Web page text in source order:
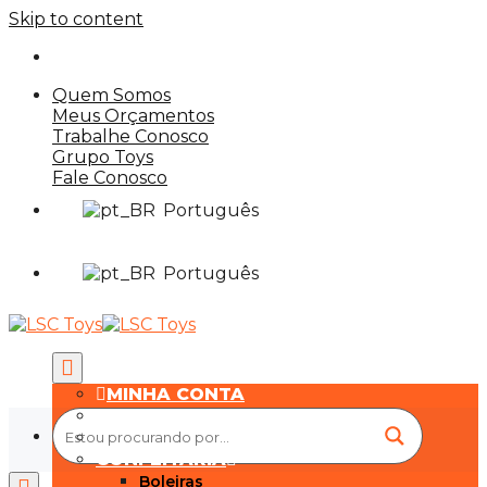
Skip to content
Quem Somos
Meus Orçamentos
Trabalhe Conosco
Grupo Toys
Fale Conosco
Português
Português
MINHA CONTA
MEUS PEDIDOS
HOME
CONFEITARIA
Boleiras